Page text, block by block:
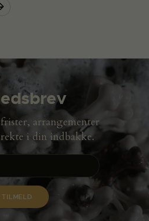
arrangementer
i din indbakke.